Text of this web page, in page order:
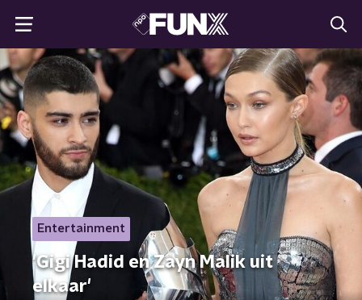
Entertainment
'Gigi Hadid en Zayn Malik uit
elkaar'